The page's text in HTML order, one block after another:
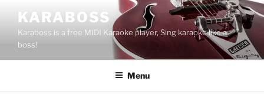
contenu
principal
KARABOSS
Karaboss is a free MIDI Karaoke player, Sing karaoke like a
boss!
Menu